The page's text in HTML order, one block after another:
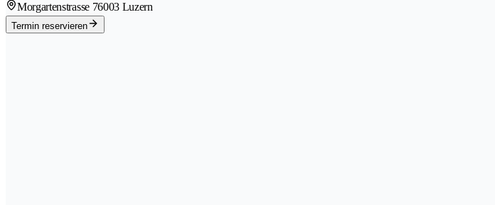
Morgartenstrasse 76003 Luzern
Termin reservieren